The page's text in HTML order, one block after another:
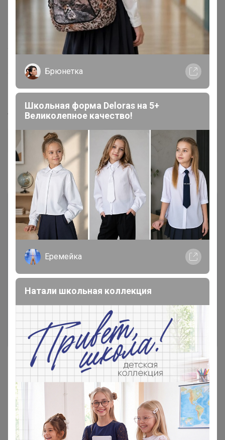
Материал подклада Натуральная кожатекстиль
Материал верха Натуральная кожа
Вид стельки
Артикул 61281 Серый
Дополнительная информация
Комментарии
Чтобы написать комментарий необходимо
Это займет меньше минуты
Войти Зарегистрироваться
Реклама
Брюнетка
Школьная форма Deloras на 5+
Великолепное качество!
Еремейка
Натали школьная коллекция